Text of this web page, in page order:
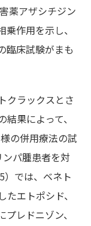
薬アザシチジン
作用を示し、
臨床試験がまも
クラックスとさ
果によって、
の併用療法の試
パ腫患者を対
では、ベネト
エトポシド、
レドニゾン、